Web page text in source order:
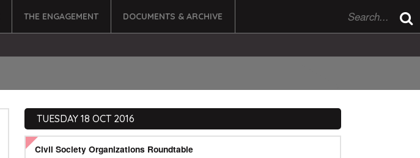
THE ENGAGEMENT DOCUMENTS & ARCHIVE
TUESDAY 18 OCT 2016
Civil Society Organizations Roundtable